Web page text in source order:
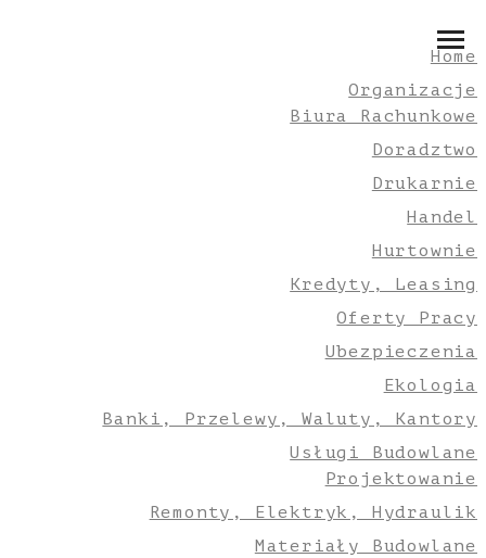
Home
Organizacje
Biura Rachunkowe
Doradztwo
Drukarnie
Handel
Hurtownie
Kredyty, Leasing
Oferty Pracy
Ubezpieczenia
Ekologia
Banki, Przelewy, Waluty, Kantory
Usługi Budowlane
Projektowanie
Remonty, Elektryk, Hydraulik
Materiały Budowlane